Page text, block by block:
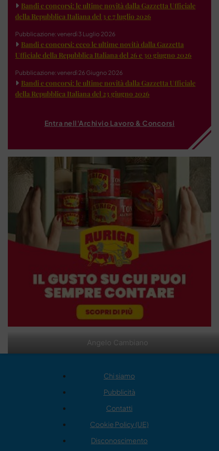
Angelo Cambiano
Bandi e concorsi: le ultime novità dalla Gazzetta Ufficiale
della Repubblica Italiana del 3 e 7 luglio 2026
Pubblicazione: venerdì 3 Luglio 2026
Bandi e concorsi: ecco le ultime novità dalla Gazzetta
Ufficiale della Repubblica Italiana del 26 e 30 giugno 2026
Pubblicazione: venerdì 26 Giugno 2026
Bandi e concorsi: le ultime novità dalla Gazzetta Ufficiale
della Repubblica Italiana del 23 giugno 2026
Entra nell'Archivio Lavoro & Concorsi
Chi siamo
Pubblicità
Contatti
Cookie Policy (UE)
Disconoscimento